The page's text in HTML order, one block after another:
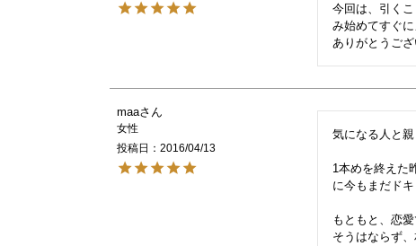
今回は、引く
み始めてすぐ
maa
女性
投稿日
2016/04/13
気になる人と
1本めを終えた
に今もまだド
もともと、恋
そうはならず